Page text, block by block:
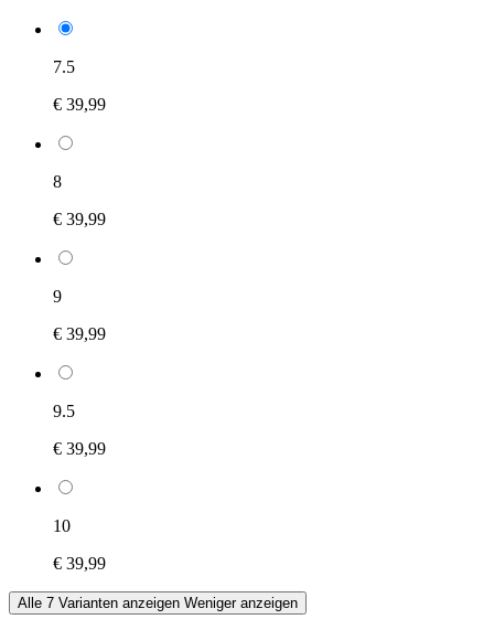
7.5
€ 39,99
8
€ 39,99
9
€ 39,99
9.5
€ 39,99
10
€ 39,99
Alle 7 Varianten anzeigen Weniger anzeigen